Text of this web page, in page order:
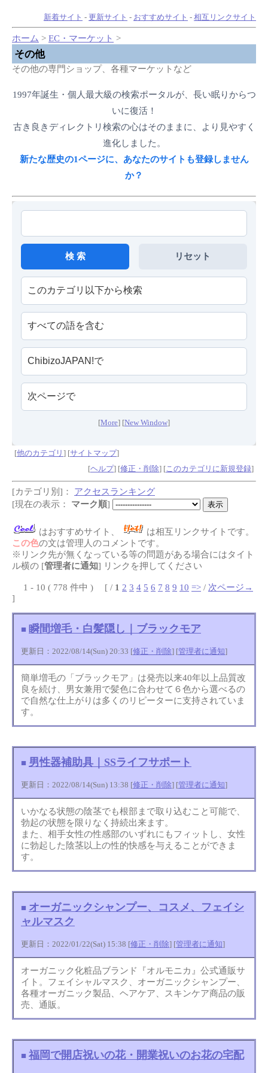
新着サイト - 更新サイト - おすすめサイト - 相互リンクサイト
ホーム > EC・マーケット >
その他
その他の専門ショップ、各種マーケットなど
1997年誕生・個人最大級の検索ポータルが、長い眠りからつ
いに復活！
古き良きディレクトリ検索の心はそのままに、より見やすく
進化しました。
新たな歴史の1ページに、あなたのサイトも登録しません
か？
[More] [New Window]
[他のカテゴリ ] [サイトマップ]
[ヘルプ] [修正・削除] [ このカテゴリに新規登録]
[カテゴリ別]： アクセスランキング
[現在の表示：
マーク順]
はおすすめサイト、
は相互リンクサイトです。
この色の文は管理人のコメントです。
※リンク先が無くなっている等の問題がある場合にはタイト
ル横の [管理者に通知] リンクを押してください
1 - 10 ( 778 件中 ) [ / 1 2 3 4 5 6 7 8 9 10 => / 次ページ→
]
■ 瞬間増毛・白髪隠し｜ブラックモア
更新日：2022/08/14(Sun) 20:33 [修正・削除] [管理者に通知]
簡単増毛の「ブラックモア」は発売以来40年以上品質改
良を続け、男女兼用で髪色に合わせて６色から選べるの
で自然な仕上がりは多くのリピーターに支持されていま
す。
■ 男性器補助具｜SSライフサポート
更新日：2022/08/14(Sun) 13:38 [修正・削除] [管理者に通知]
いかなる状態の陰茎でも根部まで取り込むこと可能で、
勃起の状態を限りなく持続出来ます。
また、相手女性の性感部のいずれにもフィットし、女性
に勃起した陰茎以上の性的快感を与えることができま
す。
■ オーガニックシャンプー、コスメ、フェイシ
ャルマスク
更新日：2022/01/22(Sat) 15:38 [修正・削除] [管理者に通知]
オーガニック化粧品ブランド『オルモニカ』公式通販サ
イト。フェイシャルマスク、オーガニックシャンプー、
各種オーガニック製品、ヘアケア、スキンケア商品の販
売、通販。
■ 福岡で開店祝いの花・開業祝いのお花の宅配